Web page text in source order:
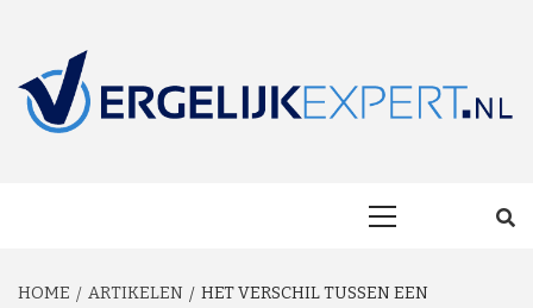
content
HOME ARTIKELEN
HET VERSCHIL TUSSEN EEN